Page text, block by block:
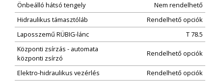
Önbeálló hátsó tengely
Nem rendelhető
Hidraulikus támasztóláb
Rendelhető opciók
Laposszemű RÜBIG-lánc
T 78.5
Központi zsírzás - automata
központi zsírzó
Rendelhető opciók
Elektro-hidraulikus vezérlés
Rendelhető opciók